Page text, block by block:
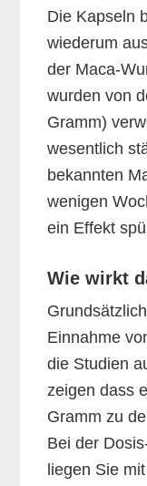
Die Kapseln
wiederum
der Maca-
wurden von
Gramm)
wesentlich
bekannten
wenigen
ein Effekt
Wie wirkt
Einnahme
die Studien
zeigen dass
Gramm zu
Bei der
liegen Sie